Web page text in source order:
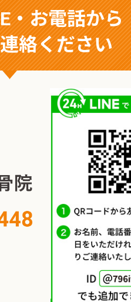
・お電話から
絡ください